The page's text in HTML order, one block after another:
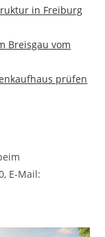
in Freiburg
Breisgau vom
prüfen
E-Mail: